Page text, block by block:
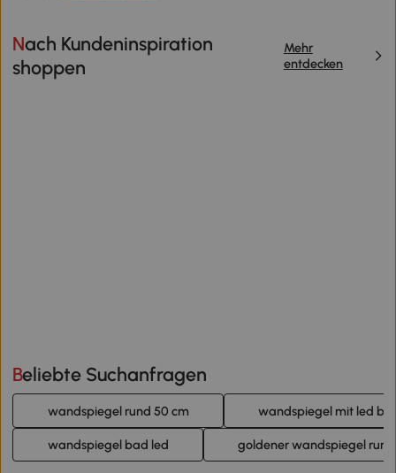
Nach Kundeninspiration
shoppen
Mehr
entdecken
Beliebte Suchanfragen
wandspiegel rund 50 cm wandspiegel mit led
wandspiegel bad led goldener wandspiegel rund